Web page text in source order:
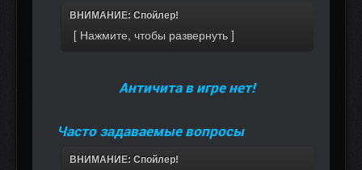
ВНИМАНИЕ: Спойлер!
Античита в игре нет!
Часто задаваемые вопросы
ВНИМАНИЕ: Спойлер!